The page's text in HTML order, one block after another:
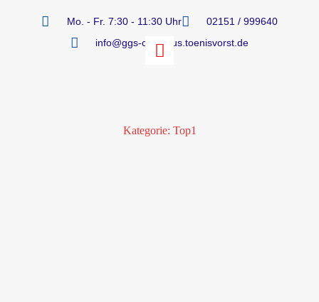
Mo. - Fr. 7:30 - 11:30 Uhr
02151 / 999640
info@ggs-cornelius.toenisvorst.de
Kategorie: Top1